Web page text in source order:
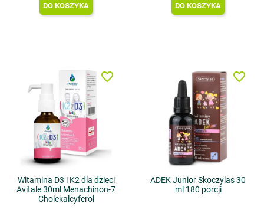
DO KOSZYKA DO KOSZYKA
Witamina D3 i K2 dla dzieci
Avitale 30ml Menachinon-7
Cholekalcyferol
favorite_border
ADEK Junior Skoczylas 30
ml 180 porcji
favorite_border